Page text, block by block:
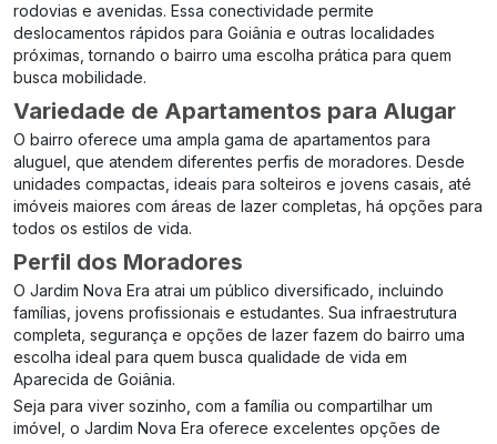
rodovias e avenidas. Essa conectividade permite
deslocamentos rápidos para Goiânia e outras localidades
próximas, tornando o bairro uma escolha prática para quem
busca mobilidade.
Variedade de Apartamentos para Alugar
O bairro oferece uma ampla gama de apartamentos para
aluguel, que atendem diferentes perfis de moradores. Desde
unidades compactas, ideais para solteiros e jovens casais, até
imóveis maiores com áreas de lazer completas, há opções para
todos os estilos de vida.
Perfil dos Moradores
O Jardim Nova Era atrai um público diversificado, incluindo
famílias, jovens profissionais e estudantes. Sua infraestrutura
completa, segurança e opções de lazer fazem do bairro uma
escolha ideal para quem busca qualidade de vida em
Aparecida de Goiânia.
Seja para viver sozinho, com a família ou compartilhar um
imóvel, o Jardim Nova Era oferece excelentes opções de